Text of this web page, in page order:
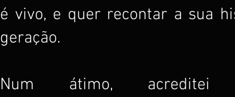
é vivo, e quer recontar a sua
geração.
Num átimo, acreditei